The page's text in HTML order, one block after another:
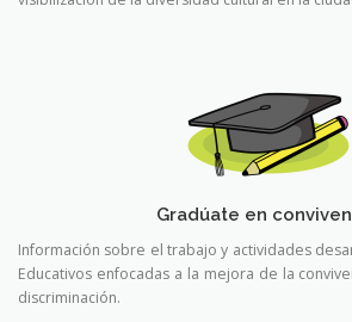
Gradúate en
Información sobre el trabajo y actividades
Educativos enfocadas a la mejora de la
discriminación.